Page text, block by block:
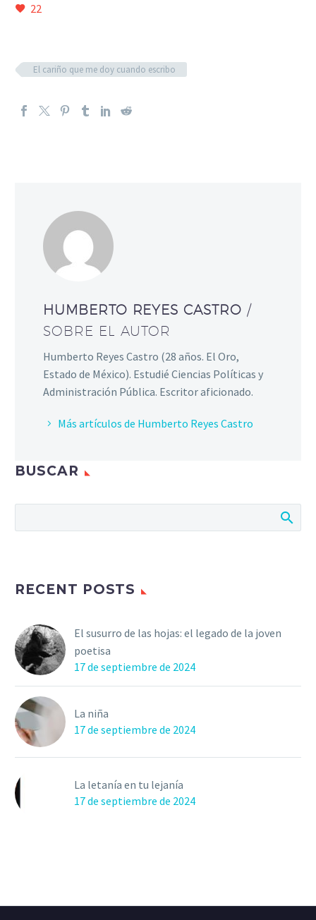
22
El cariño que me doy cuando escribo
HUMBERTO REYES CASTRO /
SOBRE EL AUTOR
Humberto Reyes Castro (28 años. El Oro,
Estado de México). Estudié Ciencias Políticas y
Administración Pública. Escritor aficionado.
Más artículos de Humberto Reyes Castro
BUSCAR
RECENT POSTS
El susurro de las hojas: el legado de la joven
poetisa
17 de septiembre de 2024
La niña
17 de septiembre de 2024
La letanía en tu lejanía
17 de septiembre de 2024